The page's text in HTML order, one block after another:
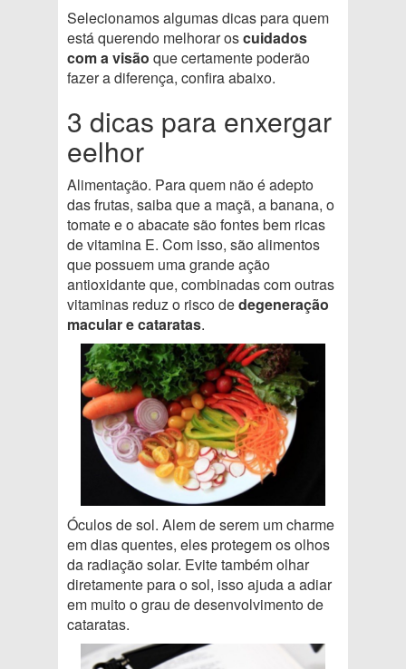
Selecionamos algumas dicas para quem
está querendo melhorar oscuidados
com a visão que certamente poderão
fazer a diferença, confira abaixo.
3 dicas para enxergar
eelhor
Alimentação. Para quem não é adepto
das frutas, saiba que a maçã, a banana, o
tomate e o abacate são fontes bem ricas
de vitamina E. Com isso, são alimentos
que possuem uma grande ação
antioxidante que, combinadas com outras
vitaminas reduz o risco dedegeneração
macular e cataratas.
Óculos de sol. Alem de serem um charme
em dias quentes, eles protegem os olhos
da radiação solar. Evite também olhar
diretamente para o sol, isso ajuda a adiar
em muito o grau de desenvolvimento de
cataratas.